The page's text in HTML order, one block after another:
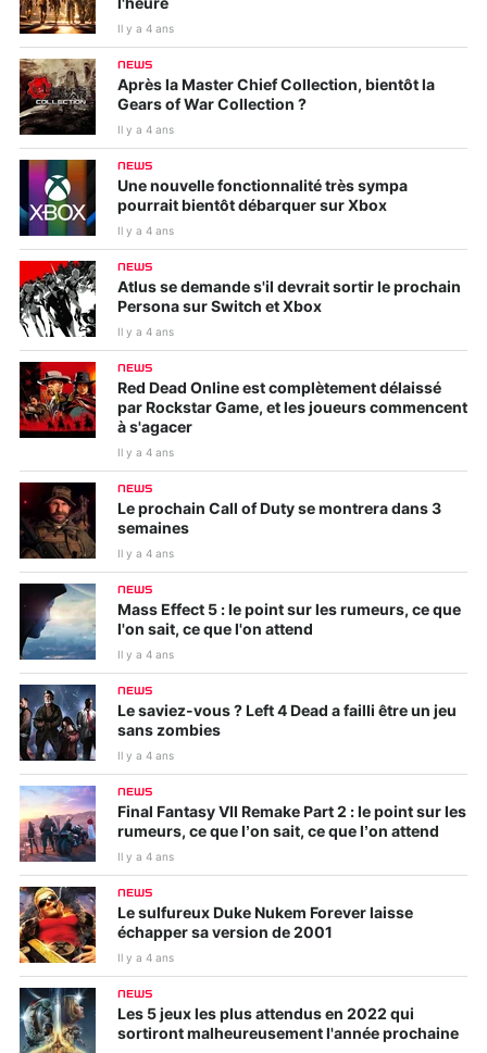
l'heure
Il y a 4 ans
NEWS
Après la Master Chief Collection, bientôt la
Gears of War Collection ?
Il y a 4 ans
NEWS
Une nouvelle fonctionnalité très sympa
pourrait bientôt débarquer sur Xbox
Il y a 4 ans
NEWS
Atlus se demande s'il devrait sortir le prochain
Persona sur Switch et Xbox
Il y a 4 ans
NEWS
Red Dead Online est complètement délaissé
par Rockstar Game, et les joueurs commencent
à s'agacer
Il y a 4 ans
NEWS
Le prochain Call of Duty se montrera dans 3
semaines
Il y a 4 ans
NEWS
Mass Effect 5 : le point sur les rumeurs, ce que
l'on sait, ce que l'on attend
Il y a 4 ans
NEWS
Le saviez-vous ? Left 4 Dead a failli être un jeu
sans zombies
Il y a 4 ans
NEWS
Final Fantasy VII Remake Part 2 : le point sur les
rumeurs, ce que l’on sait, ce que l’on attend
Il y a 4 ans
NEWS
Le sulfureux Duke Nukem Forever laisse
échapper sa version de 2001
Il y a 4 ans
NEWS
Les 5 jeux les plus attendus en 2022 qui
sortiront malheureusement l'année prochaine